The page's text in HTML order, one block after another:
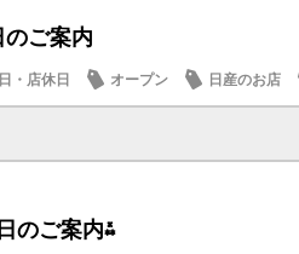
のご案内
・店休日 オープン 日産のお店
のご案内⁂